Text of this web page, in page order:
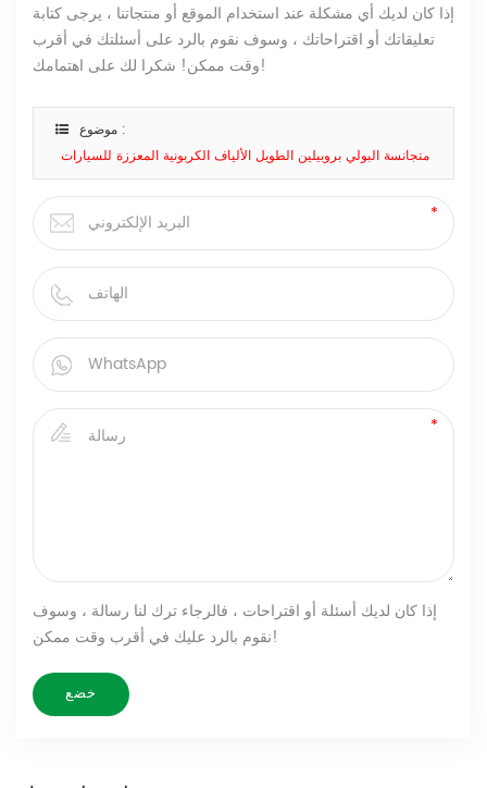
إذا كان لديك أي مشكلة عند استخدام الموقع أو منتجاتنا ، يرجى كتابة
تعليقاتك أو اقتراحاتك ، وسوف نقوم بالرد على أسئلتك في أقرب
وقت ممكن! شكرا لك على اهتمامك!
موضوع :
متجانسة البولي بروبيلين الطويل الألياف الكربونية المعززة للسيارات
إذا كان لديك أسئلة أو اقتراحات ، فالرجاء ترك لنا رسالة ، وسوف
نقوم بالرد عليك في أقرب وقت ممكن!